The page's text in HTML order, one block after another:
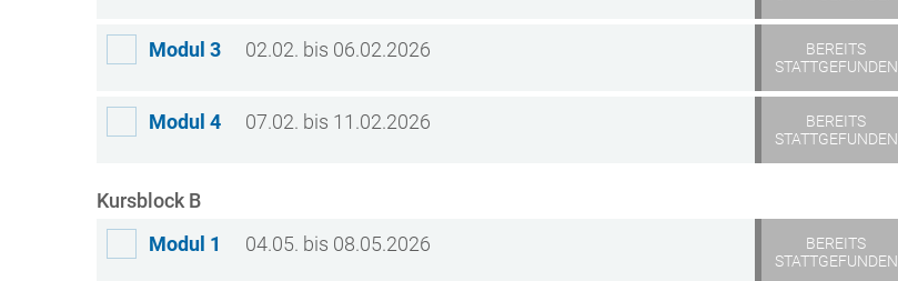
Modul 3 02.02. bis 06.02.2026
BEREITS
STATTGEFUNDEN
Modul 4 07.02. bis 11.02.2026
BEREITS
STATTGEFUNDEN
Kursblock B
Modul 1
04.05. bis 08.05.2026
BEREITS
STATTGEFUNDEN